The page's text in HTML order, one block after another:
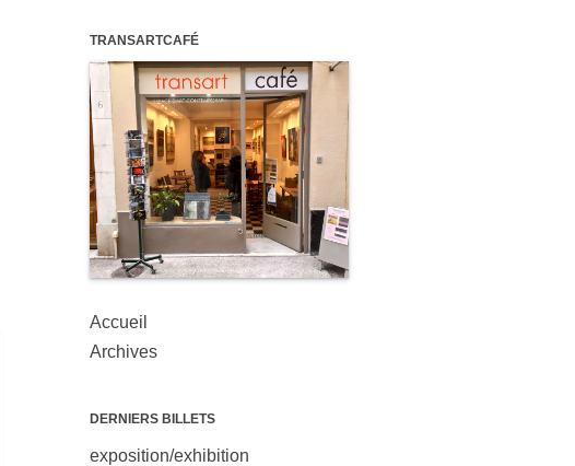
TRANSARTCAFÉ
Accueil
Archives
DERNIERS BILLETS
exposition/exhibition